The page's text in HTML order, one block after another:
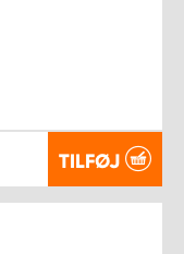
TILFØJ